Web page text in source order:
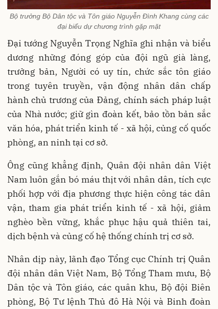
Bộ trưởng Bộ Dân tộc và Tôn giáo Nguyễn Đình Khang cùng các
đại biểu dự chương trình gặp mặt
Đại tướng Nguyễn Trọng Nghĩa ghi nhận và biểu
dương những đóng góp của đội ngũ già làng,
trưởng bản, Người có uy tín, chức sắc tôn giáo
trong tuyên truyền, vận động nhân dân chấp
hành chủ trương của Đảng, chính sách pháp luật
của Nhà nước; giữ gìn đoàn kết, bảo tồn bản sắc
văn hóa, phát triển kinh tế - xã hội, củng cố quốc
phòng, an ninh tại cơ sở.
Ông cũng khẳng định, Quân đội nhân dân Việt
Nam luôn gắn bó máu thịt với nhân dân, tích cực
phối hợp với địa phương thực hiện công tác dân
vận, tham gia phát triển kinh tế - xã hội, giảm
nghèo bền vững, khắc phục hậu quả thiên tai,
dịch bệnh và củng cố hệ thống chính trị cơ sở.
Nhân dịp này, lãnh đạo Tổng cục Chính trị Quân
đội nhân dân Việt Nam, Bộ Tổng Tham mưu, Bộ
Dân tộc và Tôn giáo, các quân khu, Bộ đội Biên
phòng, Bộ Tư lệnh Thủ đô Hà Nội và Binh đoàn